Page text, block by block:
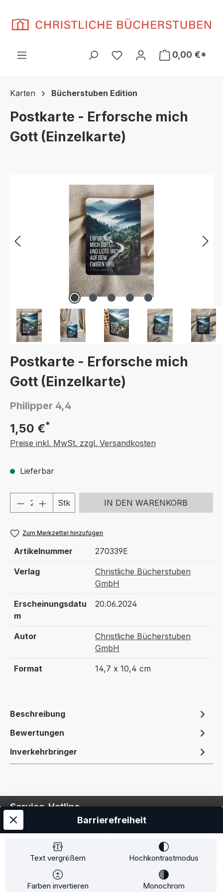
Du hast 0 Produkte auf
0,00 €*
Karten Bücherstuben Edition
Postkarte - Erforsche mich
Gott (Einzelkarte)
Postkarte - Erforsche mich
Gott (Einzelkarte)
Philipper 4,4
1,50 €*
Preise inkl. MwSt. zzgl. Versandkosten
Lieferbar
Produkt Anzahl: Gib den
Stk IN DEN WARENKORB
Zum Merkzettel hinzufügen
Artikelnummer 270339E
Verlag
Christliche Bücherstuben
GmbH
Erscheinungsdatu
m
20.06.2024
Autor
Christliche Bücherstuben
GmbH
Format 14,7 x 10,4 cm
Beschreibung
Bewertungen
Inverkehrbringer
Service-Hotline
Service
Information
Text vergrößern Hochkontrastmodus
Farben invertieren Monochrom
Barrierefreiheit